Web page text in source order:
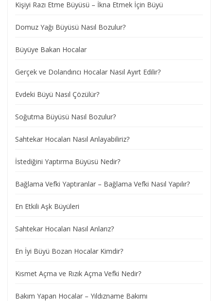
Kişiyi Razı Etme Büyüsü – İkna Etmek İçin Büyü
Domuz Yağı Büyüsü Nasıl Bozulur?
Büyüye Bakan Hocalar
Gerçek ve Dolandırıcı Hocalar Nasıl Ayırt Edilir?
Evdeki Büyü Nasıl Çözülür?
Soğutma Büyüsü Nasıl Bozulur?
Sahtekar Hocaları Nasıl Anlayabiliriz?
İstediğini Yaptırma Büyüsü Nedir?
Bağlama Vefki Yaptıranlar – Bağlama Vefki Nasıl Yapılır?
En Etkili Aşk Büyüleri
Sahtekar Hocaları Nasıl Anlarız?
En İyi Büyü Bozan Hocalar Kimdir?
Kısmet Açma ve Rızık Açma Vefki Nedir?
Bakım Yapan Hocalar – Yıldızname Bakımı